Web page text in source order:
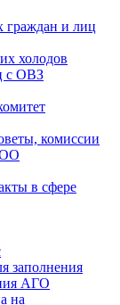
граждан и лиц
холодов
с ОВЗ
комиссии
в сфере
заполнения
АГО
на